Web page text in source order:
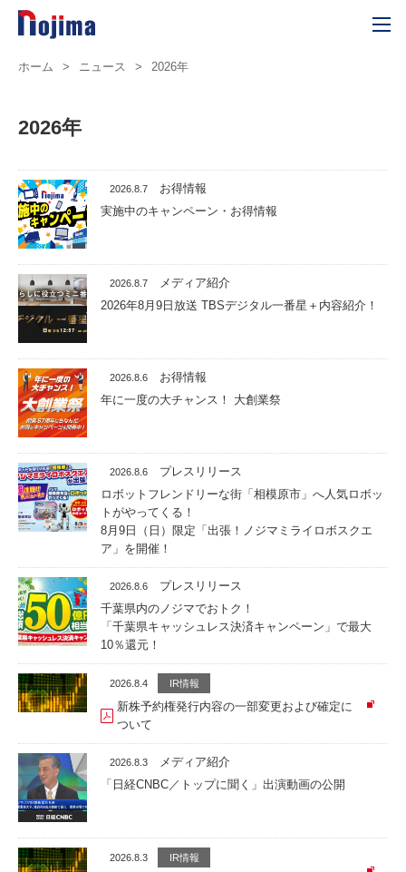
ホーム > ニュース > 2026年
2026年
2026.8.7
お得情報
実施中のキャンペーン・お得情報
2026.8.7
メディア紹介
2026年8月9日放送 TBSデジタル一番星＋内容紹介！
2026.8.6
お得情報
年に一度の大チャンス！ 大創業祭
2026.8.6
プレスリリース
ロボットフレンドリーな街「相模原市」へ人気ロボッ
トがやってくる！
8月9日（日）限定「出張！ノジマミライロボスクエ
ア」を開催！
2026.8.6
プレスリリース
千葉県内のノジマでおトク！
「千葉県キャッシュレス決済キャンペーン」で最大
10％還元！
2026.8.4 IR情報
新株予約権発行内容の一部変更および確定に
ついて
2026.8.3
メディア紹介
「日経CNBC／トップに聞く」出演動画の公開
2026.8.3 IR情報